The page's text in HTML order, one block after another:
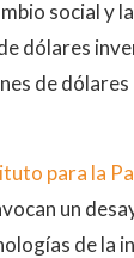
social y
dólares
de
para la
un
de la